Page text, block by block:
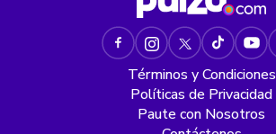
Términos y Condiciones
Políticas de Privacidad
Paute con Nosotros